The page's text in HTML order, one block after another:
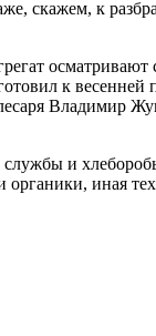
скажем, к
осматривают
к
Владимир
и
органики, иная